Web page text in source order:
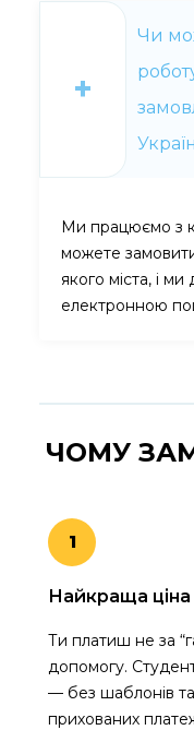
Чи
Ми працюємо з
можете
якого міста, і
електронною
ЧОМУ
1
Найкраща
Ти платиш не за
допомогу.
— без шаблонів
прихованих